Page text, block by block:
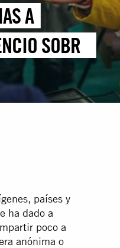
A
SOBRE
países y
ha dado a
poco a
anónima o